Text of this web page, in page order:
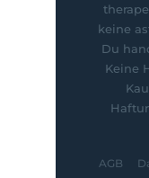
keine
Du
Keine
AGB